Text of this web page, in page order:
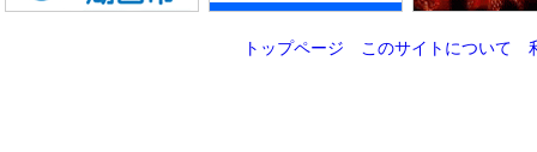
トップページ このサイトについて